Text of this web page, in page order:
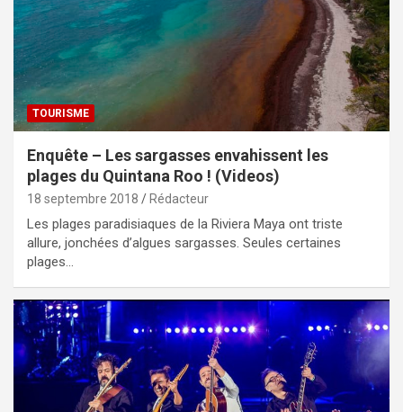
TOURISME
Enquête – Les sargasses envahissent les
plages du Quintana Roo ! (Videos)
18 septembre 2018 Rédacteur
Les plages paradisiaques de la Riviera Maya ont triste
allure, jonchées d’algues sargasses. Seules certaines
plages…